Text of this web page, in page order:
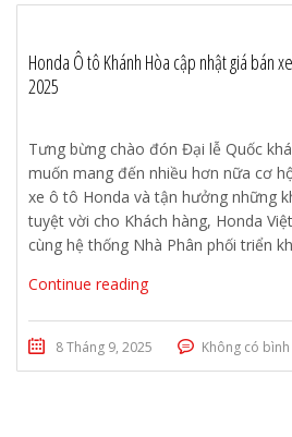
Honda Ô tô Khánh Hòa cập nhật giá bán
2025
Tưng bừng chào đón Đại lễ Quốc
muốn mang đến nhiều hơn nữa cơ
xe ô tô Honda và tận hưởng những
tuyệt vời cho Khách hàng, Honda
cùng hệ thống Nhà Phân phối triển
Continue reading
8 Tháng 9, 2025 Không có